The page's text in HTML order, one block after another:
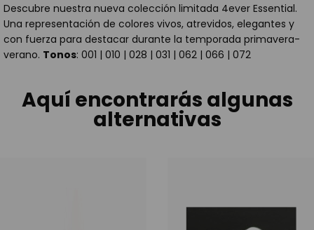
Descubre nuestra nueva colección limitada 4ever Essential.
Una representación de colores vivos, atrevidos, elegantes y
con fuerza para destacar durante la temporada primavera-
verano. Tonos: 001 | 010 | 028 | 031 | 062 | 066 | 072
Aquí encontrarás algunas
alternativas